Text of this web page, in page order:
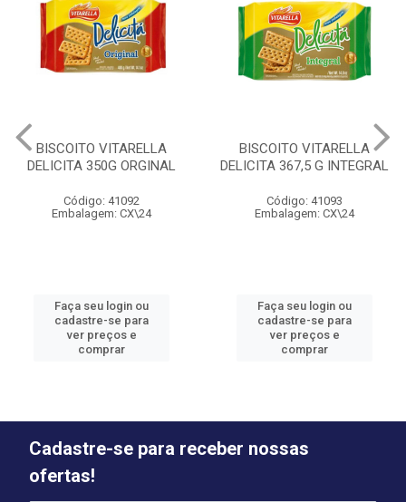
BISCOITO VITARELLA
DELICITA 350G ORGINAL
Código: 41092
Embalagem: CX\24
Faça seu login ou
cadastre-se para
ver preços e
comprar
BISCOITO VITARELLA
DELICITA 367,5 G INTEGRAL
Código: 41093
Embalagem: CX\24
Faça seu login ou
cadastre-se para
ver preços e
comprar
Cadastre-se para receber nossas
ofertas!